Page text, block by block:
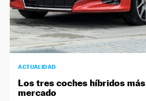
ACTUALIDAD
Los tres coches híbridos
mercado